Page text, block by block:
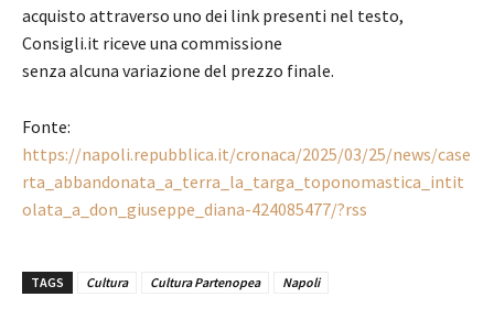
acquisto attraverso uno dei link presenti nel testo,
Consigli.it riceve una commissione
senza alcuna variazione del prezzo finale.
Fonte:
https://napoli.repubblica.it/cronaca/2025/03/25/news/case
rta_abbandonata_a_terra_la_targa_toponomastica_intit
olata_a_don_giuseppe_diana-424085477/?rss
TAGS Cultura Cultura Partenopea Napoli